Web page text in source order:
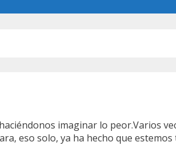
imaginar lo peor.Varios
eso solo, ya ha hecho que